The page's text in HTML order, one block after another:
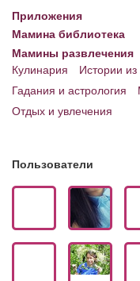
Приложения
Мамина библиотека
Мамины развлечения
Кулинария
Истории из
Гадания и астрология
Отдых и увлечения
Пользователи